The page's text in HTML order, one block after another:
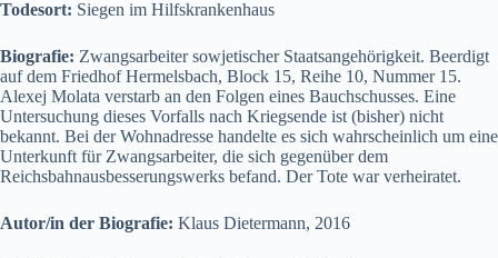
Todesort: Siegen im Hilfskrankenhaus
Biografie: Zwangsarbeiter sowjetischer Staatsangehörigkeit. Beerdigt
auf dem Friedhof Hermelsbach, Block 15, Reihe 10, Nummer 15.
Alexej Molata verstarb an den Folgen eines Bauchschusses. Eine
Untersuchung dieses Vorfalls nach Kriegsende ist (bisher) nicht
bekannt. Bei der Wohnadresse handelte es sich wahrscheinlich um eine
Unterkunft für Zwangsarbeiter, die sich gegenüber dem
Reichsbahnausbesserungswerks befand. Der Tote war verheiratet.
Autor/in der Biografie: Klaus Dietermann, 2016